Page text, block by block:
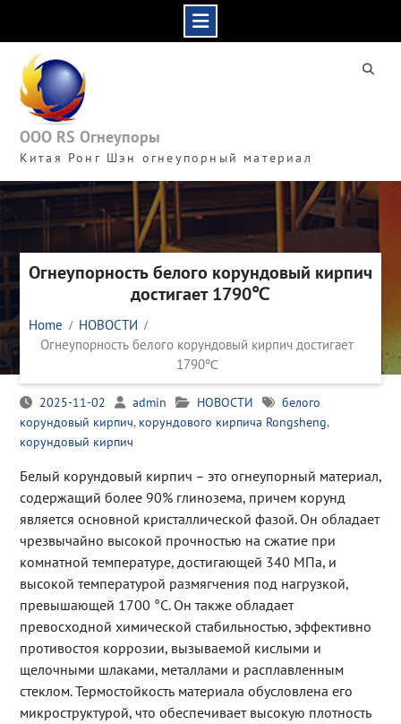
content
ООО RS Огнеупоры
Китая Ронг Шэн огнеупорный материал
Огнеупорность белого корундовый кирпич
достигает 1790℃
Home
НОВОСТИ
Огнеупорность белого корундовый кирпич достигает
1790℃
2025-11-02 admin НОВОСТИ
белого
корундовый кирпич, корундового кирпича Rongsheng,
корундовый кирпич
Белый корундовый кирпич – это огнеупорный материал,
содержащий более 90% глинозема, причем корунд
является основной кристаллической фазой. Он обладает
чрезвычайно высокой прочностью на сжатие при
комнатной температуре, достигающей 340 МПа, и
высокой температурой размягчения под нагрузкой,
превышающей 1700 °C. Он также обладает
превосходной химической стабильностью, эффективно
противостоя коррозии, вызываемой кислыми и
щелочными шлаками, металлами и расплавленным
стеклом. Термостойкость материала обусловлена его
микроструктурой, что обеспечивает высокую плотность